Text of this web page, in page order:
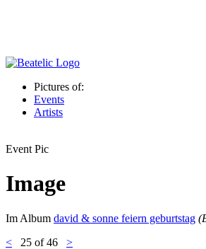
Pictures of:
Events
Artists
Event Pic
Image
Im Album david & sonne feiern geburtstag
<
25 of 46 >